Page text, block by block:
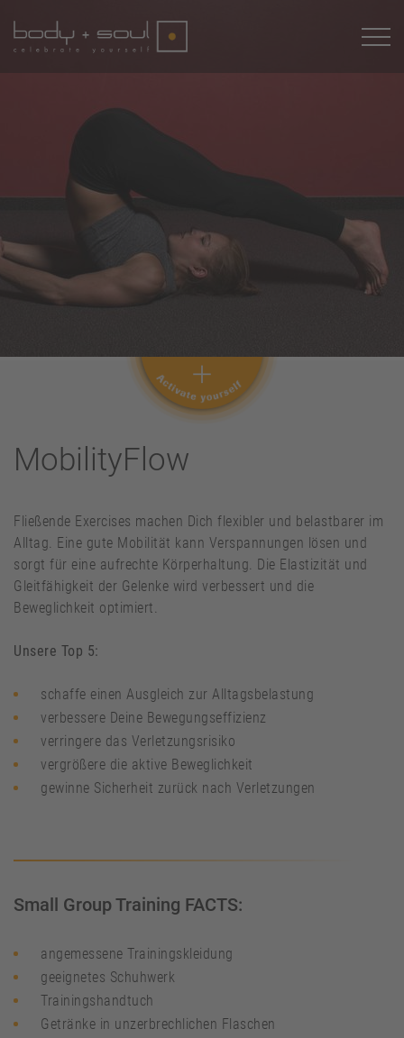
MobilityFlow
Fließende Exercises machen Dich flexibler und belastbarer im
Alltag. Eine gute Mobilität kann Verspannungen lösen und
sorgt für eine aufrechte Körperhaltung. Die Elastizität und
Gleitfähigkeit der Gelenke wird verbessert und die
Beweglichkeit optimiert.
Unsere Top 5:
schaffe einen Ausgleich zur Alltagsbelastung
verbessere Deine Bewegungseffizienz
verringere das Verletzungsrisiko
vergrößere die aktive Beweglichkeit
gewinne Sicherheit zurück nach Verletzungen
Small Group Training FACTS:
angemessene Trainingskleidung
geeignetes Schuhwerk
Trainingshandtuch
Getränke in unzerbrechlichen Flaschen